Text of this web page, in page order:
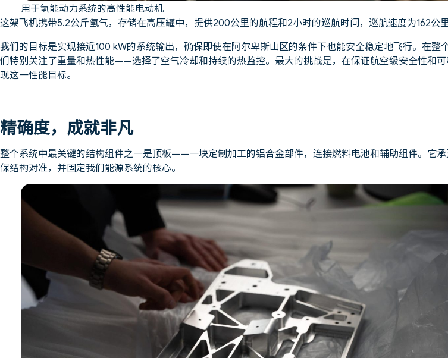
用于氢能动力系统的高性能电动机
这架飞机携带5.2公斤氢气，存储在高压罐中，提供200公里的航程和2小时的巡航时间，巡航速度为162公
我们的目标是实现接近100 kW的系统输出，确保即使在阿尔卑斯山区的条件下也能安全稳定地飞行。在整
们特别关注了重量和热性能——选择了空气冷却和持续的热监控。最大的挑战是，在保证航空级安全性和
现这一性能目标。
精确度，成就非凡
整个系统中最关键的结构组件之一是顶板——一块定制加工的铝合金部件，连接燃料电池和辅助组件。它
保结构对准，并固定我们能源系统的核心。